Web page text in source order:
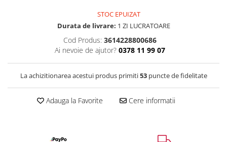
STOC EPUIZAT
Durata de livrare: 1 ZI LUCRATOARE
Cod Produs: 3614228800686
Ai nevoie de ajutor? 0378 11 99 07
La achizitionarea acestui produs primiti53puncte de fidelitate
Adauga la Favorite Cere informatii